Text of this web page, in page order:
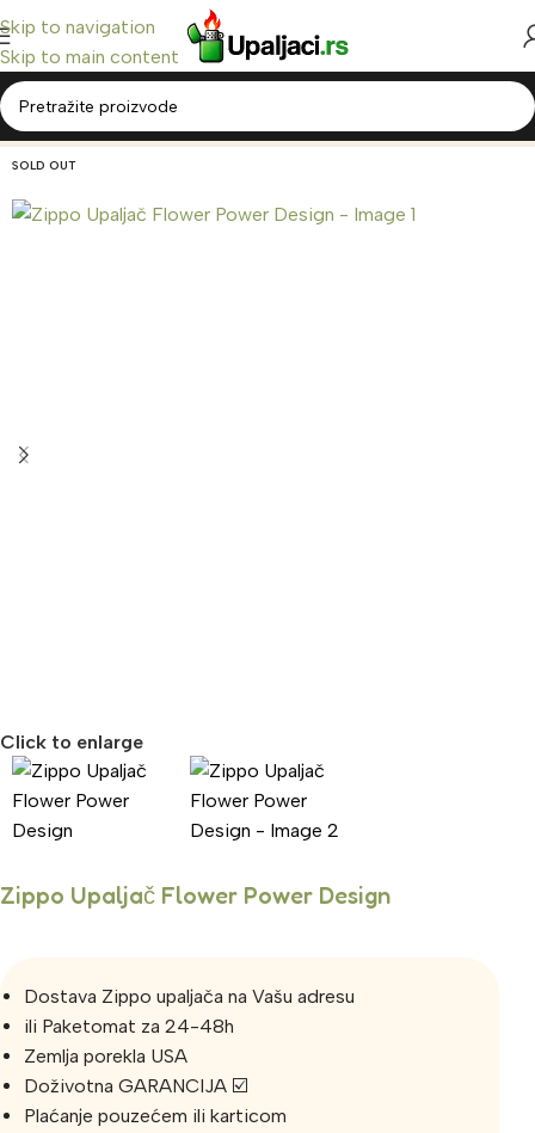
Skip to navigation
Skip to main content
Home/ Zippo Upaljači Back to products
SOLD OUT
Click to enlarge
Zippo Upaljač Flower Power Design
Dostava Zippo upaljača na Vašu adresu
ili Paketomat za 24-48h
Zemlja porekla USA
Doživotna GARANCIJA ☑️
Plaćanje pouzećem ili karticom